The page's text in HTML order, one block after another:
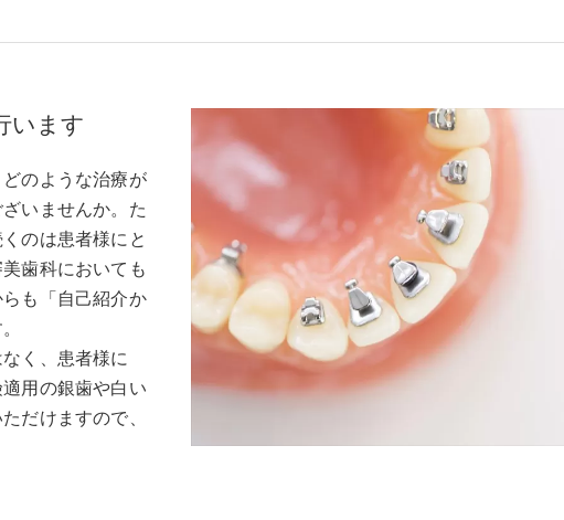
います
のような治療が
いませんか。た
のは患者様にと
歯科においても
も「自己紹介か
く、患者様に
用の銀歯や白い
だけますので、